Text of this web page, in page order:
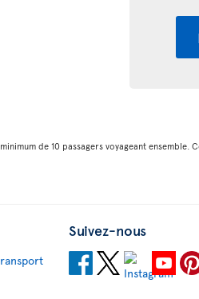
de 10 passagers voyageant ensemble.
Suivez-nous